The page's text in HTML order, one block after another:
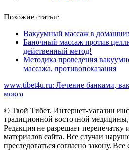
Похожие статьи:
Вакуумный массаж в
Баночный массаж против
действенный метод!
Методика проведения
массажа, противопоказания
www.tibet4u.ru: Лечение банками,
мокса
© Твой Тибет. Интернет-магазин
традиционной восточной
Редакция не разрешает перепечатку
материалов сайта. Все случаи
преследоваться согласно закону. Все